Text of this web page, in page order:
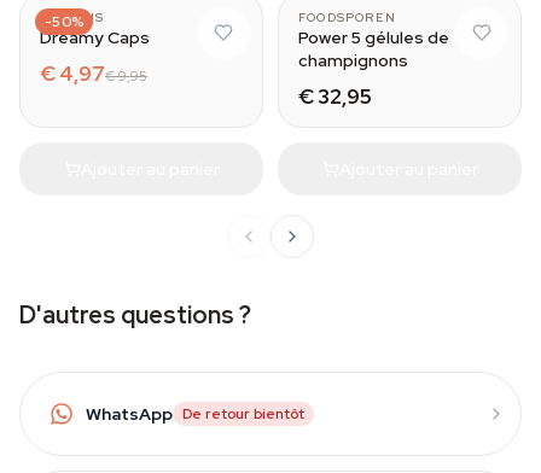
-50%
AZARIUS
Dreamy Caps
€ 4,97€ 9,95
FOODSPOREN
Power 5 gélules de
champignons
€ 32,95
D'autres questions ?
WhatsApp De retour bientôt